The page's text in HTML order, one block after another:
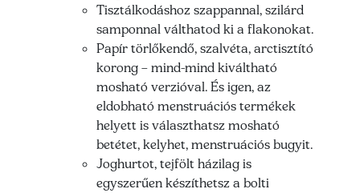
Tisztálkodáshoz szappannal, szilárd
samponnal válthatod ki a flakonokat.
Papír törlőkendő, szalvéta, arctisztító
korong – mind-mind kiváltható
mosható verzióval. És igen, az
eldobható menstruációs termékek
helyett is választhatsz mosható
betétet, kelyhet, menstruációs bugyit.
Joghurtot, tejfölt házilag is
egyszerűen készíthetsz a bolti